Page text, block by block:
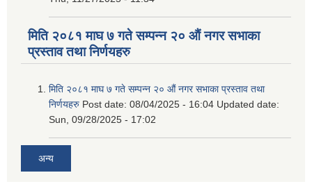
मिति २०८१ माघ ७ गते सम्पन्न २० औं नगर सभाका
प्रस्ताव तथा निर्णयहरु
मिति २०८१ माघ ७ गते सम्पन्न २० औं नगर सभाका प्रस्ताव तथा
निर्णयहरु Post date: 08/04/2025 - 16:04 Updated date:
Sun, 09/28/2025 - 17:02
अन्य